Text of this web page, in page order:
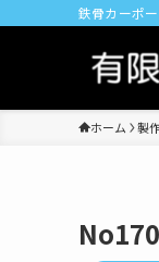
鉄骨カーポ
ホーム 製